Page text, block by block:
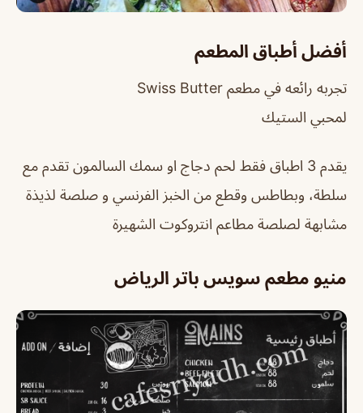
أفضل أطباق المطعم
تجربه رائعه في مطعم Swiss Butter
لمحبي الستيك
يقدم 3 اطباق فقط لحم دجاج او سمك السالمون تقدم مع
سلطة، وبطاطس وقطع من الخبز الفرنسي و صلصة لذيذة
مشابهة لصلصة مطاعم انتروكوت الشهيرة
منيو مطعم سويس باتر الرياض